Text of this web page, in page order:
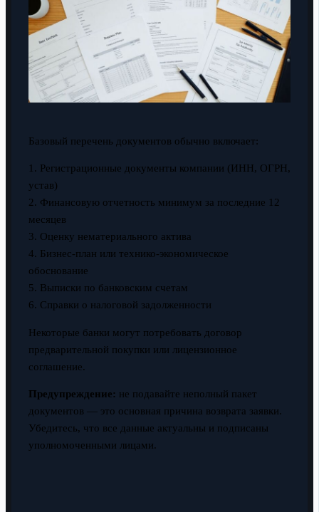
Базовый перечень документов обычно включает:
1. Регистрационные документы компании (ИНН, ОГРН,
устав)
2. Финансовую отчетность минимум за последние 12
месяцев
3. Оценку нематериального актива
4. Бизнес-план или технико-экономическое
обоснование
5. Выписки по банковским счетам
6. Справки о налоговой задолженности
Некоторые банки могут потребовать договор
предварительной покупки или лицензионное
соглашение.
Предупреждение: не подавайте неполный пакет
документов — это основная причина возврата заявки.
Убедитесь, что все данные актуальны и подписаны
уполномоченными лицами.